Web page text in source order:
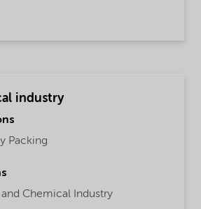
industry
Packing
Chemical Industry